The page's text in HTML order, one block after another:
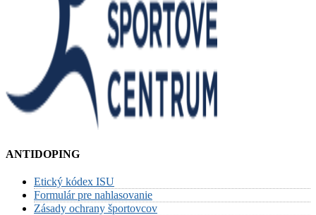
ANTIDOPING
Etický kódex ISU
Formulár pre nahlasovanie
Zásady ochrany športovcov